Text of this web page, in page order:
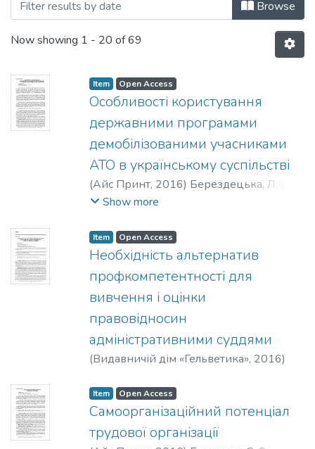
Browse
Now showing 1 - 20 of 69
Item Open Access
Особливості користування
державними програмами
демобілізованими учасниками
АТО в українському суспільстві
(Айс Принт, 2016) Берездецька, Л. В.
Berezdetska, L. V.
Show more
Item Open Access
Необхідність альтернатив
профкомпетентності для
вивчення і оцінки
правовідносин
адміністративними суддями
(Видавничій дім «Гельветика», 2016)
Item Open Access
Самоорганізаційний потенціал
трудової організації